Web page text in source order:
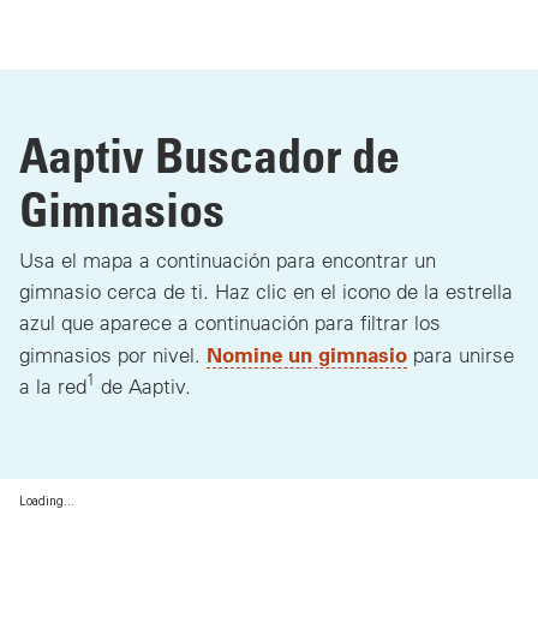
Aaptiv Buscador de
Gimnasios
Usa el mapa a continuación para encontrar un
gimnasio cerca de ti. Haz clic en el icono de la estrella
azul que aparece a continuación para filtrar los
gimnasios por nivel. Nomine un gimnasio para unirse
a la red1 de Aaptiv.